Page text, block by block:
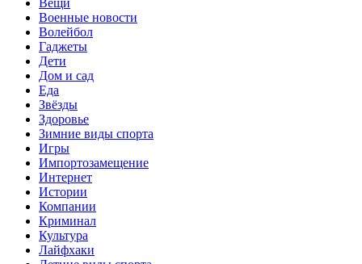
Военные новости
Волейбол
Гаджеты
Дети
Дом и сад
Еда
Звёзды
Здоровье
Зимние виды спорта
Игры
Импортозамещение
Интернет
Истории
Компании
Криминал
Культура
Лайфхаки